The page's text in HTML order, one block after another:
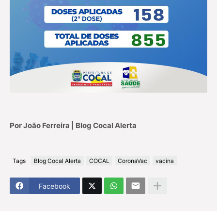
Por João Ferreira | Blog Cocal Alerta
Tags Blog Cocal Alerta COCAL CoronaVac vacina
Facebook